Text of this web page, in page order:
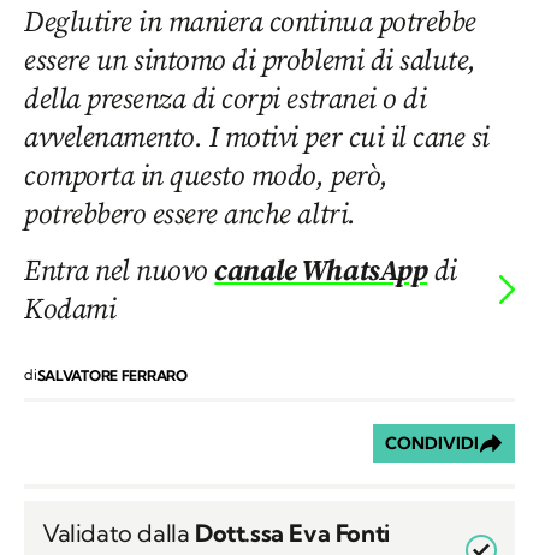
Deglutire in maniera continua potrebbe
essere un sintomo di problemi di salute,
della presenza di corpi estranei o di
avvelenamento. I motivi per cui il cane si
comporta in questo modo, però,
potrebbero essere anche altri.
Entra nel nuovocanale WhatsAppdi
Kodami
diSALVATORE FERRARO
CONDIVIDI
Validato dalla Dott.ssa Eva Fonti